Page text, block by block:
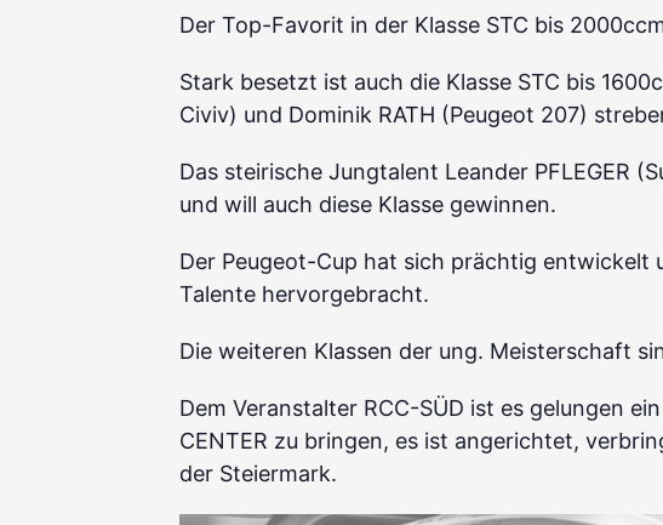
Der Top-Favorit in der Klasse STC bis
Stark besetzt ist auch die Klasse STC bis
Civiv) und Dominik RATH (Peugeot 207)
Das steirische Jungtalent Leander PFLEGER
und will auch diese Klasse gewinnen.
Der Peugeot-Cup hat sich prächtig
Talente hervorgebracht.
Die weiteren Klassen der ung. Meisterschaft
Dem Veranstalter RCC-SÜD ist es gelungen
CENTER zu bringen, es ist angerichtet,
der Steiermark.